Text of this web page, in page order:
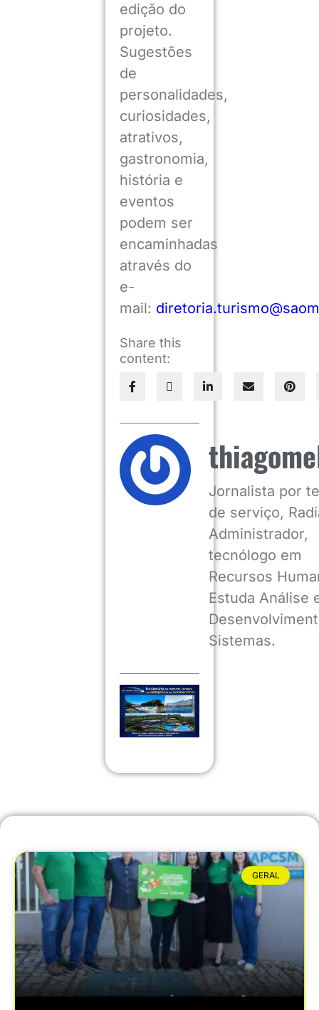
edição do
projeto.
Sugestões
de
personalidades,
curiosidades,
atrativos,
gastronomia,
história e
eventos
podem ser
encaminhadas
através do
e-
mail:
Share this
content:
Jornalista por
de serviço,
Administrador,
tecnólogo em
Recursos
Estuda Análise
Sistemas.
GERAL